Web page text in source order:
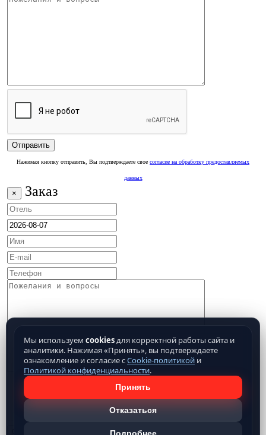
Нажимая кнопку отправить, Вы подтверждаете свое согласие на обработку предоставляемых
данных
× Заказ
Мы используем cookiesдля корректной работы сайта и
аналитики. Нажимая «Принять», вы подтверждаете
ознакомление и согласие сCookie-политикой и
Политикой конфиденциальности.
Принять
Отказаться